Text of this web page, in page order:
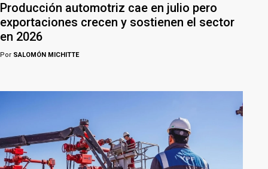
Producción automotriz cae en julio pero
exportaciones crecen y sostienen el sector
en 2026
Por SALOMÓN MICHITTE